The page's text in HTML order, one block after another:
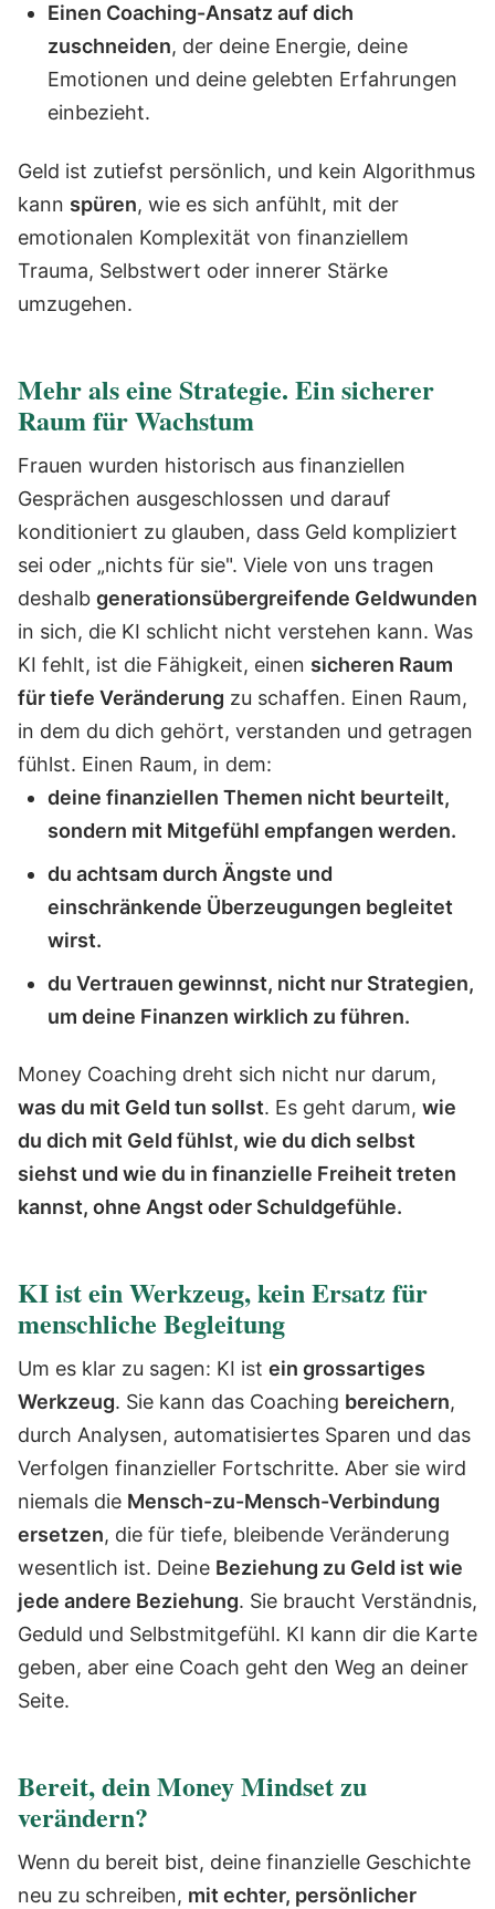
Einen Coaching-Ansatz auf dich
zuschneiden, der deine Energie, deine
Emotionen und deine gelebten Erfahrungen
einbezieht.
Geld ist zutiefst persönlich, und kein Algorithmus
kann spüren, wie es sich anfühlt, mit der
emotionalen Komplexität von finanziellem
Trauma, Selbstwert oder innerer Stärke
umzugehen.
Mehr als eine Strategie. Ein sicherer
Raum für Wachstum
Frauen wurden historisch aus finanziellen
Gesprächen ausgeschlossen und darauf
konditioniert zu glauben, dass Geld kompliziert
sei oder „nichts für sie". Viele von uns tragen
deshalb generationsübergreifende Geldwunden
in sich, die KI schlicht nicht verstehen kann. Was
KI fehlt, ist die Fähigkeit, einen sicheren Raum
für tiefe Veränderung zu schaffen. Einen Raum,
in dem du dich gehört, verstanden und getragen
fühlst. Einen Raum, in dem:
deine finanziellen Themen nicht beurteilt,
sondern mit Mitgefühl empfangen werden.
du achtsam durch Ängste und
einschränkende Überzeugungen begleitet
wirst.
du Vertrauen gewinnst, nicht nur Strategien,
um deine Finanzen wirklich zu führen.
Money Coaching dreht sich nicht nur darum,
was du mit Geld tun sollst. Es geht darum, wie
du dich mit Geld fühlst, wie du dich selbst
siehst und wie du in finanzielle Freiheit treten
kannst, ohne Angst oder Schuldgefühle.
KI ist ein Werkzeug, kein Ersatz für
menschliche Begleitung
Um es klar zu sagen: KI ist ein grossartiges
Werkzeug. Sie kann das Coaching bereichern,
durch Analysen, automatisiertes Sparen und das
Verfolgen finanzieller Fortschritte. Aber sie wird
niemals die Mensch-zu-Mensch-Verbindung
ersetzen, die für tiefe, bleibende Veränderung
wesentlich ist. Deine Beziehung zu Geld ist wie
jede andere Beziehung. Sie braucht Verständnis,
Geduld und Selbstmitgefühl. KI kann dir die Karte
geben, aber eine Coach geht den Weg an deiner
Seite.
Bereit, dein Money Mindset zu
verändern?
Wenn du bereit bist, deine finanzielle Geschichte
neu zu schreiben, mit echter, persönlicher